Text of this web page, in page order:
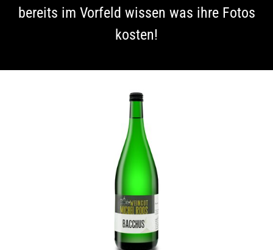
bereits im Vorfeld wissen was ihre Fotos
kosten!